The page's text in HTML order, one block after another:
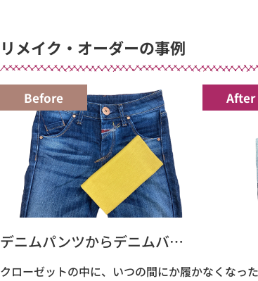
リメイク・オーダーの事例
Before After
デニムパンツからデニムバ…
クローゼットの中に、いつの間にか履かなくなっ